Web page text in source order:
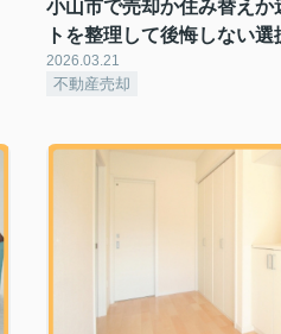
小山市で売却か住み替え
トを整理して後悔しない
2026.03.21
不動産売却